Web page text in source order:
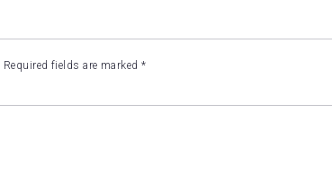
Required fields are marked*